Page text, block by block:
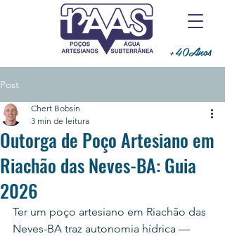
+40Anos
Post
Outorga de Poço Artesiano em
Riachão das Neves-BA: Guia
2026
Chert Bobsin
3 min de leitura
Ter um poço artesiano em Riachão das
Neves-BA traz autonomia hídrica —